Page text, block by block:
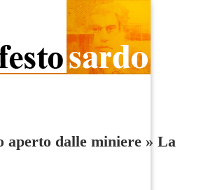
aperto dalle miniere » La